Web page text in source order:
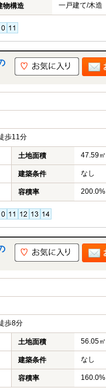
物構造 一戸建て/木造
歩11分
土地面積 47.59㎡
建築条件 なし
容積率 200.0%
歩8分
土地面積 56.05㎡
建築条件 なし
容積率 160.0%